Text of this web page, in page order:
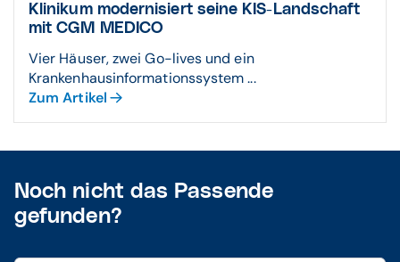
Klinikum moderni­siert seine KIS-Land­schaft
mit CGM MEDICO
Vier Häuser, zwei Go-lives und ein
Krankenhausinformationssystem ...
Zum Artikel
Noch nicht das Passende
gefunden?